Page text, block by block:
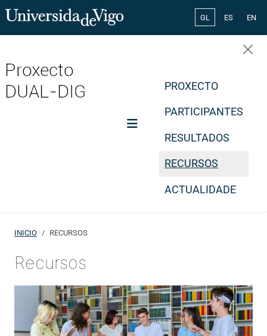
Select your
GL ES EN
PROXECTO
PARTICIPANTES
RESULTADOS
RECURSOS
ACTUALIDADE
INICIO RECURSOS
Recursos